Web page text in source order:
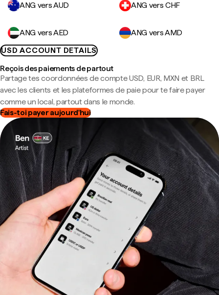
ANG vers AUD ANG vers CHF
ANG vers AED
ANG vers AMD
USD ACCOUNT DETAILS
Reçois des paiements de partout
Partage tes coordonnées de compte USD, EUR, MXN et BRL
avec les clients et les plateformes de paie pour te faire payer
comme un local, partout dans le monde.
Fais-toi payer aujourd'hui